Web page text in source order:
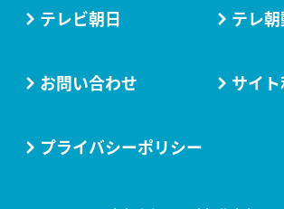
テレビ朝日 テレ
お問い合わせ サイ
プライバシーポリシー